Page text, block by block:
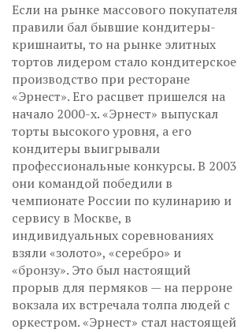
Если на рынке массового покупателя
правили бал бывшие кондитеры-
кришнаиты, то на рынке элитных
тортов лидером стало кондитерское
производство при ресторане
«Эрнест». Его расцвет пришелся на
начало 2000-х. «Эрнест» выпускал
торты высокого уровня, а его
кондитеры выигрывали
профессиональные конкурсы. В 2003
они командой победили в
чемпионате России по кулинарию и
сервису в Москве, в
индивидуальных соревнованиях
взяли «золото», «серебро» и
«бронзу». Это был настоящий
прорыв для пермяков — на перроне
вокзала их встречала толпа людей с
оркестром. «Эрнест» стал настоящей